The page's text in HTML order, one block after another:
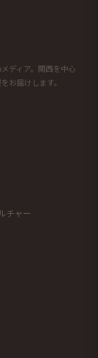
ディア。関西を中心
お届けします。
チャー